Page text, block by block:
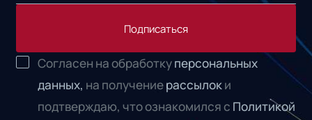
Подписаться
Согласен на обработкуперсональных
данных, на получениерассылоки
подтверждаю, что ознакомился с Политикой